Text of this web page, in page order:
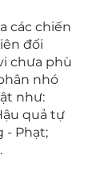
các chiến
đối
chưa phù
nhó
như:
quả tự
- Phạt;